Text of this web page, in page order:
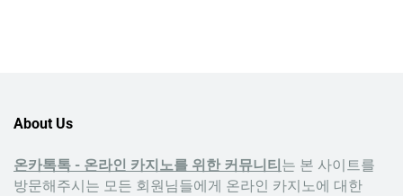
About Us
온카톡톡 - 온라인 카지노를 위한 커뮤니티 는 본 사이트를
방문해주시는 모든 회원님들에게 온라인 카지노에 대한